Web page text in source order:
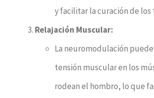
y facilitar la curación de los
Relajación Muscular:
La neuromodulación
tensión muscular en los
rodean el hombro, lo que